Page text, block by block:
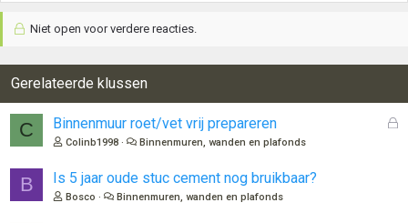
Niet open voor verdere reacties.
Gerelateerde klussen
C
G
Binnenmuur roet/vet vrij prepareren
Colinb1998 Binnenmuren, wanden en plafonds
B Is 5 jaar oude stuc cement nog bruikbaar?
Bosco Binnenmuren, wanden en plafonds